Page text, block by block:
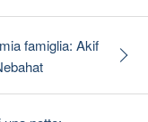
famiglia: Akif